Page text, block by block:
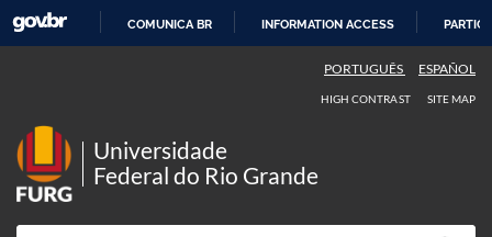
COMUNICA BR INFORMATION ACCESS
PORTUGUÊS ESPAÑOL
HIGH CONTRAST SITE MAP
Universidade
Federal do Rio Grande